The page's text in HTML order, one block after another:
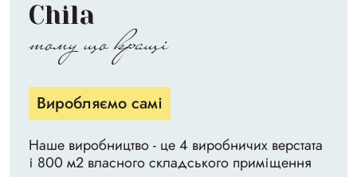
Chila
тому що кращі
Виробляємо самі
Наше виробництво - це 4 виробничих верстата
і 800 м2 власного складського приміщення